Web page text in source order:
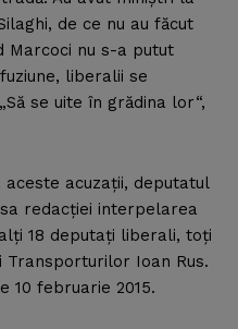
de ce nu au făcut
Marcoci nu s-a putut
liberalii se
se uite în grădina lor“,
acuzaţii, deputatul
redacţiei interpelarea
18 deputaţi liberali, toţi
Transporturilor Ioan Rus.
10 februarie 2015.